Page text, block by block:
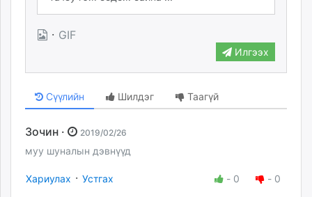
· GIF
Илгээх
Сүүлийн Шилдэг Таагүй
Зочин · 2019/02/26
муу шуналын дэвнүүд
Хариулах · Устгах - 0 - 0